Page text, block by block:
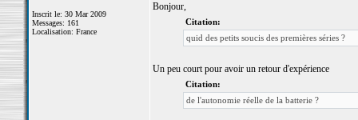
Inscrit le: 30 Mar 2009
Messages: 161
Localisation: France
Bonjour,
Citation:
quid des petits soucis des premières séries ?
Un peu court pour avoir un retour d'expérience
Citation:
de l'autonomie réelle de la batterie ?